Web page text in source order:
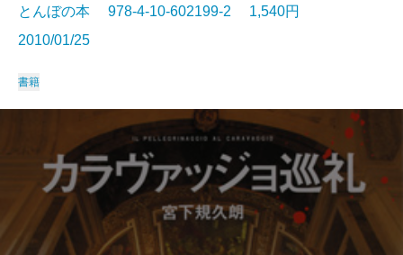
とんぼの本 978-4-10-602199-2 1,540円
2010/01/25
書籍